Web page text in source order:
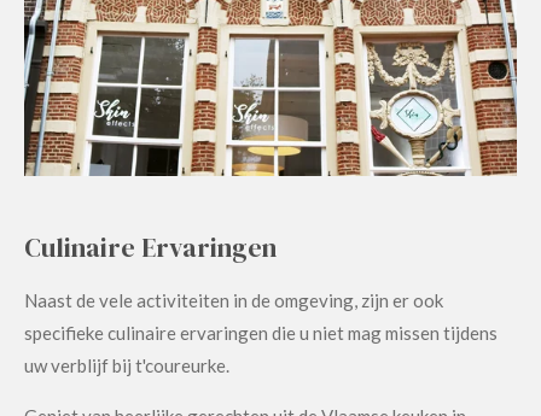
Culinaire Ervaringen
Naast de vele activiteiten in de omgeving, zijn er ook
specifieke culinaire ervaringen die u niet mag missen tijdens
uw verblijf bij t'coureurke.